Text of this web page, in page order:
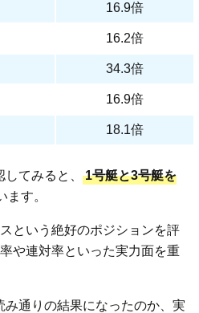
16.9倍
16.2倍
34.3倍
16.9倍
18.1倍
してみると、1号艇と3号艇を
ます。
という絶好のポジションを評
や連対率といった実力面を重
通りの結果になったのか、実